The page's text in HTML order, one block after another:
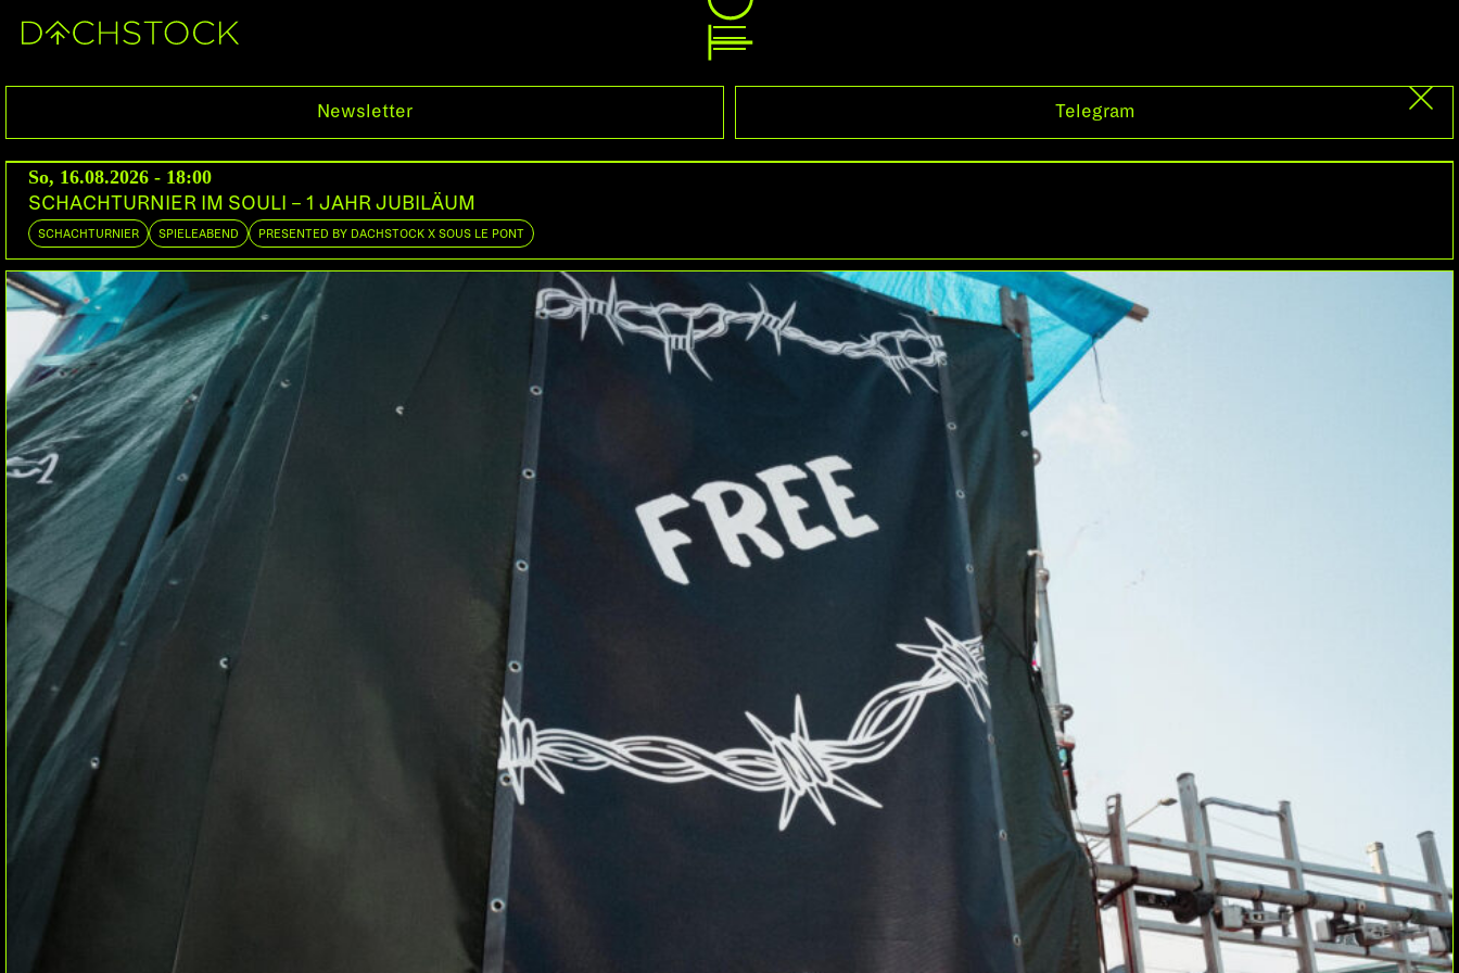
Newsletter Telegram
So, 16.08.2026 - 18:00
SCHACHTURNIER IM SOULI – 1 JAHR JUBILÄUM
SCHACHTURNIER SPIELEABEND PRESENTED BY DACHSTOCK X SOUS LE PONT